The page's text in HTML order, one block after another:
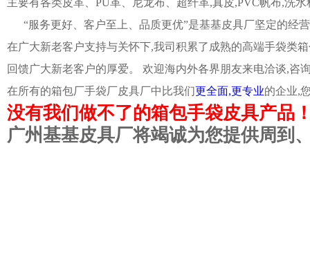
主要有各类皮革、PU革、尼龙布、超纤革,真皮,PVC帆布,洗
“服务更好、客户至上、品质更优”是基基皮具厂坚定的经
在广大新老客户支持与关怀下,我司积累了成熟的高端手袋类
回馈广大新老客户的厚爱。 欢迎海内外各界朋友来电洽谈,咨
在所有的箱包厂手袋厂皮具厂中比我们更全面,更专业的企业,
没有我们做不了的箱包手袋皮具产品
广州基基皮具厂将竭诚为您提供周到